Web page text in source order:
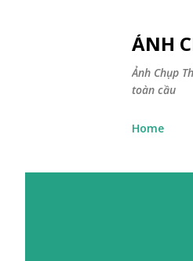
ẢNH
Ảnh Chụp
toàn cầu
Home